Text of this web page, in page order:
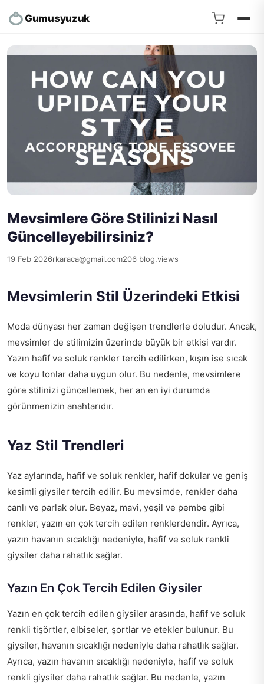
Gumusyuzuk
Mevsimlere Göre Stilinizi Nasıl
Güncelleyebilirsiniz?
19 Feb 2026rkaraca@gmail.com206 blog.views
Mevsimlerin Stil Üzerindeki Etkisi
Moda dünyası her zaman değişen trendlerle doludur. Ancak,
mevsimler de stilimizin üzerinde büyük bir etkisi vardır.
Yazın hafif ve soluk renkler tercih edilirken, kışın ise sıcak
ve koyu tonlar daha uygun olur. Bu nedenle, mevsimlere
göre stilinizi güncellemek, her an en iyi durumda
görünmenizin anahtarıdır.
Yaz Stil Trendleri
Yaz aylarında, hafif ve soluk renkler, hafif dokular ve geniş
kesimli giysiler tercih edilir. Bu mevsimde, renkler daha
canlı ve parlak olur. Beyaz, mavi, yeşil ve pembe gibi
renkler, yazın en çok tercih edilen renklerdendir. Ayrıca,
yazın havanın sıcaklığı nedeniyle, hafif ve soluk renkli
giysiler daha rahatlık sağlar.
Yazın En Çok Tercih Edilen Giysiler
Yazın en çok tercih edilen giysiler arasında, hafif ve soluk
renkli tişörtler, elbiseler, şortlar ve etekler bulunur. Bu
giysiler, havanın sıcaklığı nedeniyle daha rahatlık sağlar.
Ayrıca, yazın havanın sıcaklığı nedeniyle, hafif ve soluk
renkli giysiler daha rahatlık sağlar. Bu nedenle, yazın